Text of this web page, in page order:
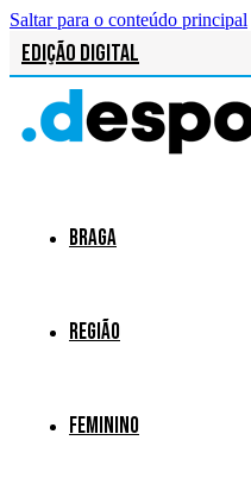
Saltar para o conteúdo principal
Edição Digital
Braga
Região
Feminino